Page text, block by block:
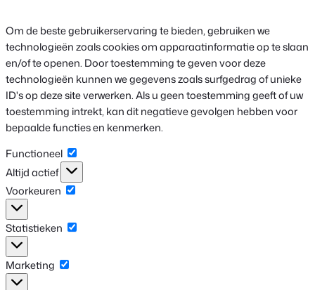
Om de beste gebruikerservaring te bieden, gebruiken we
technologieën zoals cookies om apparaatinformatie op te slaan
en/of te openen. Door toestemming te geven voor deze
technologieën kunnen we gegevens zoals surfgedrag of unieke
ID's op deze site verwerken. Als u geen toestemming geeft of uw
toestemming intrekt, kan dit negatieve gevolgen hebben voor
bepaalde functies en kenmerken.
Functioneel
Functioneel
Altijd actief
Voorkeuren
Voorkeuren
Statistieken
Statistieken
Marketing
Marketing